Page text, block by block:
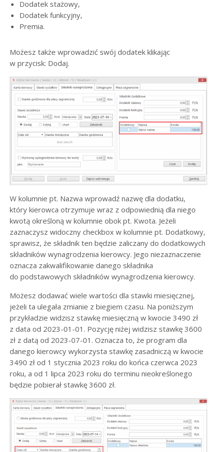
Dodatek stażowy,
Dodatek funkcyjny,
Premia.
Możesz także wprowadzić swój dodatek klikając
w przycisk: Dodaj.
W kolumnie pt. Nazwa wprowadź nazwę dla dodatku,
który kierowca otrzymuje wraz z odpowiednią dla niego
kwotą określoną w kolumnie obok pt. Kwota. Jeżeli
zaznaczysz widoczny checkbox w kolumnie pt. Dodatkowy,
sprawisz, że składnik ten będzie zaliczany do dodatkowych
składników wynagrodzenia kierowcy. Jego niezaznaczenie
oznacza zakwalifikowanie danego składnika
do podstawowych składników wynagrodzenia kierowcy.
Możesz dodawać wiele wartości dla stawki miesięcznej,
jeżeli ta ulegała zmianie z biegiem czasu. Na poniższym
przykładzie widzisz stawkę miesięczną w kwocie 3490 zł
z data od 2023-01-01. Pozycję niżej widzisz stawkę 3600
zł z datą od 2023-07-01. Oznacza to, że program dla
danego kierowcy wykorzysta stawkę zasadniczą w kwocie
3490 zł od 1 stycznia 2023 roku do końca czerwca 2023
roku, a od 1 lipca 2023 roku do terminu nieokreślonego
będzie pobierał stawkę 3600 zł.